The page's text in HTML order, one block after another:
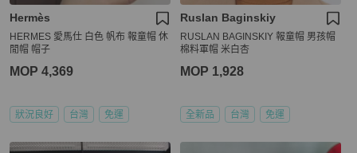
Hermès
HERMES 愛馬仕 白色 帆布 報童帽 休
閒帽 帽子
MOP 4,369
狀況良好 台灣 免運
Ruslan Baginskiy
RUSLAN BAGINSKIY 報童帽 男孩帽
棉料軍帽 米白杏
MOP 1,928
全新品 台灣 免運